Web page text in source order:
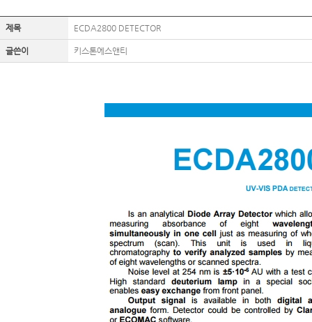
제목 ECDA2800 DETECTOR
글쓴이 키스톤에스앤티